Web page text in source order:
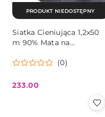
Siatka Cieniująca 1,2x50
m 90% Mata na
(0)
Cena:
233.00
PRODUKT NIEDOSTĘPNY